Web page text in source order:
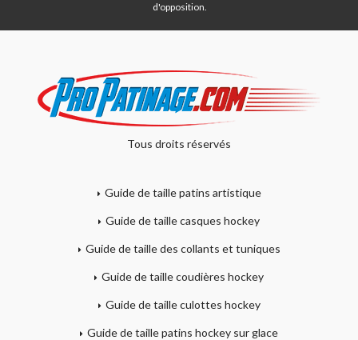
d'opposition.
Tous droits réservés
Guide de taille patins artistique
Guide de taille casques hockey
Guide de taille des collants et tuniques
Guide de taille coudières hockey
Guide de taille culottes hockey
Guide de taille patins hockey sur glace